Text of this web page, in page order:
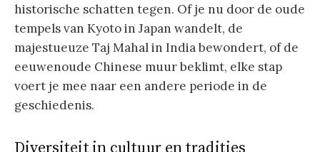
historische schatten tegen. Of je nu door de oude
tempels van Kyoto in Japan wandelt, de
majestueuze Taj Mahal in India bewondert, of de
eeuwenoude Chinese muur beklimt, elke stap
voert je mee naar een andere periode in de
geschiedenis.
Diversiteit in cultuur en tradities